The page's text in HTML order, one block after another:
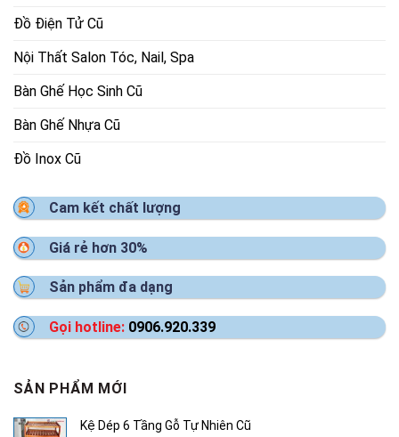
Đồ Điện Tử Cũ
Nội Thất Salon Tóc, Nail, Spa
Bàn Ghế Học Sinh Cũ
Bàn Ghế Nhựa Cũ
Đồ Inox Cũ
Cam kết chất lượng
Giá rẻ hơn 30%
Sản phẩm đa dạng
Gọi hotline: 0906.920.339
SẢN PHẨM MỚI
Kệ Dép 6 Tầng Gỗ Tự Nhiên Cũ